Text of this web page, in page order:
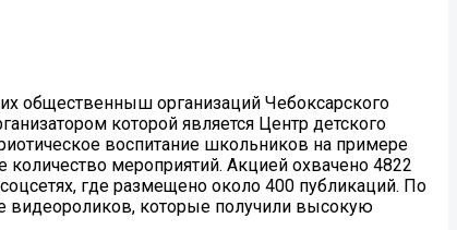
общественныш организаций Чебоксарского
которой является Центр детского
воспитание школьников на примере
мероприятий. Акцией охвачено 4822
где размещено около 400 публикаций. По
видеороликов, которые получили высокую